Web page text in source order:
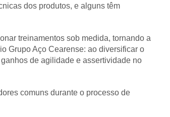
dos produtos, e alguns têm
treinamentos sob medida, tornando a
Grupo Aço Cearense: ao diversificar o
de agilidade e assertividade no
comuns durante o processo de